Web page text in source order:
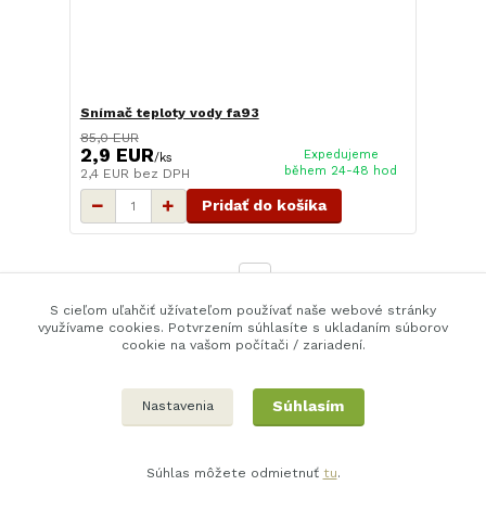
Snímač teploty vody fa93
85,0 EUR
2,9 EUR/ks
2,4 EUR bez DPH
Expedujeme
během 24-48 hod
Pridať do košíka
strana z 1
Zda najete predevším štartéry, alternátory, ruzné snímače a čidla,
S cieľom uľahčiť užívateľom používať naše webové stránky
využívame cookies. Potvrzením súhlasíte s ukladaním súborov
cookie na vašom počítači / zariadení.
Nastavenia Súhlasím
Súhlas môžete odmietnuť tu.